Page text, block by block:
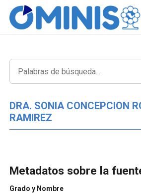
DRA. SONIA CONCEPCION
RAMIREZ
Metadatos sobre la
Grado y Nombre